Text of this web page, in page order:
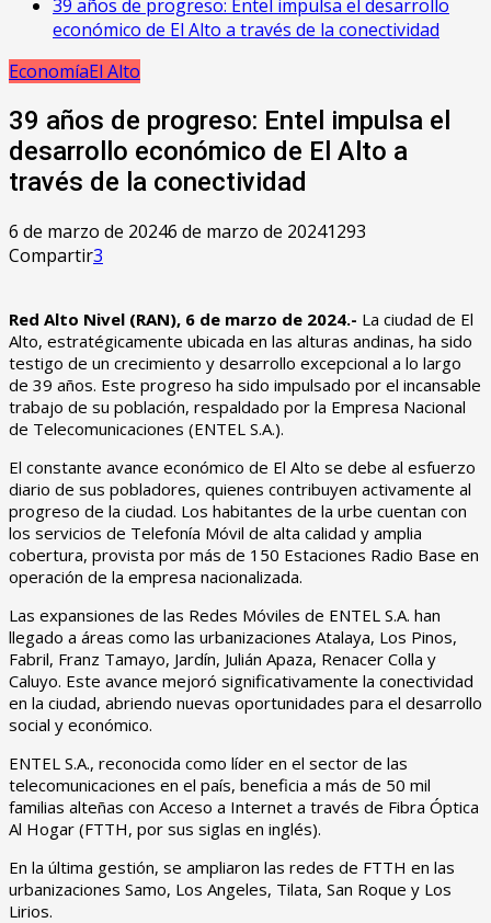
39 años de progreso: Entel impulsa el desarrollo
económico de El Alto a través de la conectividad
EconomíaEl Alto
39 años de progreso: Entel impulsa el
desarrollo económico de El Alto a
través de la conectividad
6 de marzo de 20246 de marzo de 20241293
Compartir3
Red Alto Nivel (RAN), 6 de marzo de 2024.- La ciudad de El
Alto, estratégicamente ubicada en las alturas andinas, ha sido
testigo de un crecimiento y desarrollo excepcional a lo largo
de 39 años. Este progreso ha sido impulsado por el incansable
trabajo de su población, respaldado por la Empresa Nacional
de Telecomunicaciones (ENTEL S.A.).
El constante avance económico de El Alto se debe al esfuerzo
diario de sus pobladores, quienes contribuyen activamente al
progreso de la ciudad. Los habitantes de la urbe cuentan con
los servicios de Telefonía Móvil de alta calidad y amplia
cobertura, provista por más de 150 Estaciones Radio Base en
operación de la empresa nacionalizada.
Las expansiones de las Redes Móviles de ENTEL S.A. han
llegado a áreas como las urbanizaciones Atalaya, Los Pinos,
Fabril, Franz Tamayo, Jardín, Julián Apaza, Renacer Colla y
Caluyo. Este avance mejoró significativamente la conectividad
en la ciudad, abriendo nuevas oportunidades para el desarrollo
social y económico.
ENTEL S.A., reconocida como líder en el sector de las
telecomunicaciones en el país, beneficia a más de 50 mil
familias alteñas con Acceso a Internet a través de Fibra Óptica
Al Hogar (FTTH, por sus siglas en inglés).
En la última gestión, se ampliaron las redes de FTTH en las
urbanizaciones Samo, Los Angeles, Tilata, San Roque y Los
Lirios.